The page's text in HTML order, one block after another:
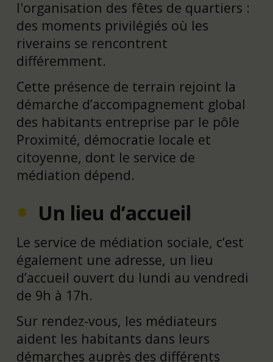
l'organisation des fêtes de quartiers :
des moments privilégiés où les
riverains se rencontrent
différemment.
Cette présence de terrain rejoint la
démarche d’accompagnement global
des habitants entreprise par le pôle
Proximité, démocratie locale et
citoyenne, dont le service de
médiation dépend.
Un lieu d’accueil
Le service de médiation sociale, c’est
également une adresse, un lieu
d’accueil ouvert du lundi au vendredi
de 9h à 17h.
Sur rendez-vous, les médiateurs
aident les habitants dans leurs
démarches auprès des différents